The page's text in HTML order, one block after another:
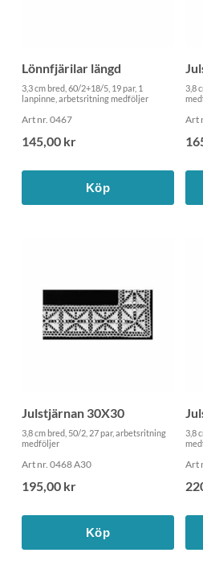
Lönnfjärilar längd
3,3 cm bred, 60/2+18/5, 19 par, 1
lanpinne, arbetsritning medföljer
Art nr. 0467
145,00 kr
Köp
3,8
Art
Julstjärnan 30X30
3,8 cm bred, 50/2, 27 par, arbetsritning
medföljer
Art nr. 0468 A30
195,00 kr
Köp
3,8
Art